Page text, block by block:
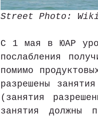
Street Photo:
С 1 мая в ЮАР
послабления
помимо
разрешены
(занятия
занятия